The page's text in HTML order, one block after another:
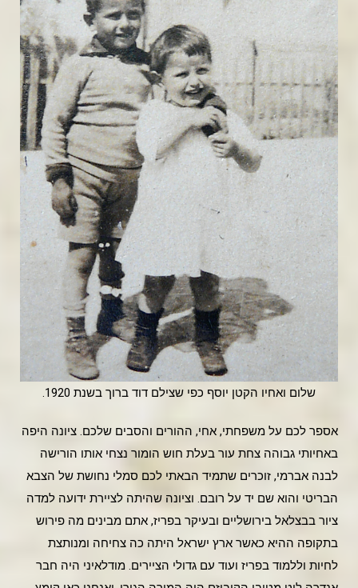
שלום ואחיו הקטן יוסף כפי שצילם דוד ברוך בשנת 1920.
אספר לכם על משפחתי, אחי, ההורים והסבים שלכם. ציונה היפה
באחיותי גבוהה צחת עור בעלת חוש הומור נצחי אותו הורישה
לבנה אברמי, זוכרים שתמיד הבאתי לכם סמלי נחושת של הצבא
הבריטי והוא שם יד על רובם. וציונה שהיתה לציירת ידועה למדה
ציור בבצלאל בירושליים ובעיקר בפריז, אתם מבינים מה פירוש
בתקופה ההיא כאשר ארץ ישראל היתה כה צחיחה ומנותצת
לחיות וללמוד בפריז ועוד עם גדולי הציירים. מודלאיני היה חבר